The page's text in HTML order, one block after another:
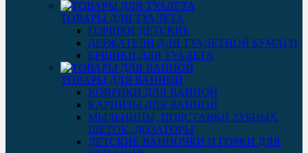
ТОВАРЫ ДЛЯ ТУАЛЕТА
ГОРШКИ ДЕТСКИЕ
ДЕРЖАТЕЛИ ДЛЯ ТУАЛЕТНОЙ БУМАГИ
ЕРШИКИ ДЛЯ ТУАЛЕТА
ТОВАРЫ ДЛЯ ВАННОЙ
КОВРИКИ ДЛЯ ВАННОЙ
КАРНИЗЫ ДЛЯ ВАННОЙ
МЫЛЬНИЦЫ, ПОДСТАВКИ ЗУБНЫХ
ЩЕТОК, ДОЗАТОРЫ
ДЕТСКИЕ ВАННОЧКИ И ГОРКИ ДЛЯ